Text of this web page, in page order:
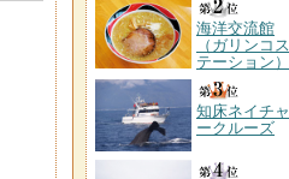
海洋交流館
（ガリンコス
テーション）
知床ネイチャ
ークルーズ